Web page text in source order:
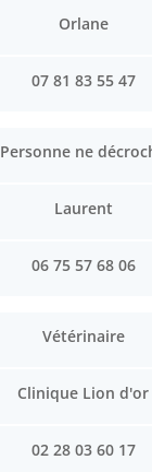
Orlane
07 81 83 55 47
Personne ne
Laurent
06 75 57 68 06
Vétérinaire
Clinique Lion d'or
02 28 03 60 17